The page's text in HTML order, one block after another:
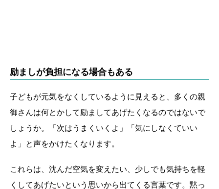
励ましが負担になる場合もある
子どもが元気をなくしているように見えると、多くの親
御さんは何とかして励ましてあげたくなるのではないで
しょうか。「次はうまくいくよ」「気にしなくていい
よ」と声をかけたくなります。
これらは、沈んだ空気を変えたい、少しでも気持ちを軽
くしてあげたいという思いから出てくる言葉です。黙っ